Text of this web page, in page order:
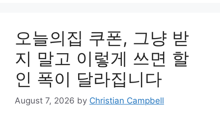
오늘의집 쿠폰, 그냥 받
지 말고 이렇게 쓰면 할
인 폭이 달라집니다
August 7, 2026 by Christian Campbell